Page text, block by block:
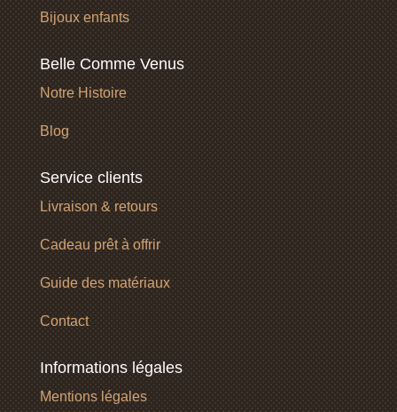
Bijoux enfants
Belle Comme Venus
Notre Histoire
Blog
Service clients
Livraison & retours
Cadeau prêt à offrir
Guide des matériaux
Contact
Informations légales
Mentions légales